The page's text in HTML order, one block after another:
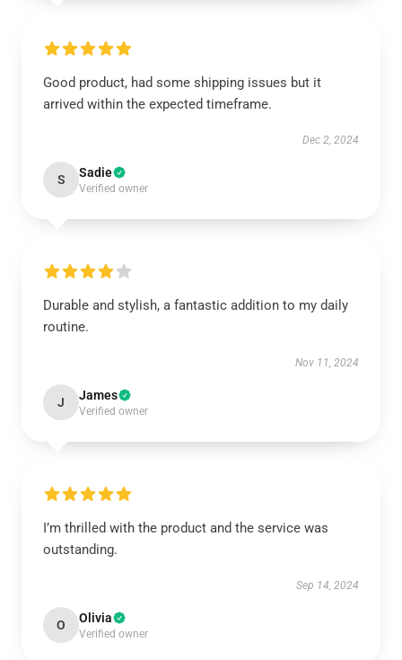
Good product, had some shipping issues but it
arrived within the expected timeframe.
Dec 2, 2024
S Sadie
Verified owner
Durable and stylish, a fantastic addition to my daily
routine.
Nov 11, 2024
J James
Verified owner
I’m thrilled with the product and the service was
outstanding.
Sep 14, 2024
O Olivia
Verified owner